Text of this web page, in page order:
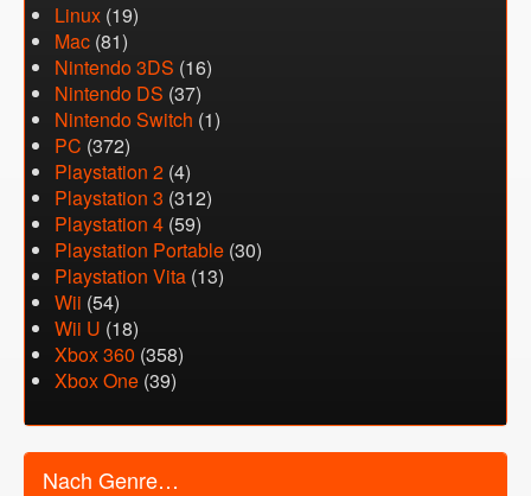
Linux (19)
Mac (81)
Nintendo 3DS (16)
Nintendo DS (37)
Nintendo Switch (1)
PC (372)
Playstation 2 (4)
Playstation 3 (312)
Playstation 4 (59)
Playstation Portable (30)
Playstation Vita (13)
Wii (54)
Wii U (18)
Xbox 360 (358)
Xbox One (39)
Nach Genre…